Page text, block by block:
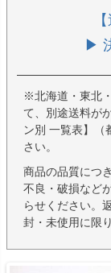
▶
※北海道・東北
て、別途送料が
ン別 一覧表】（
さい。
商品の品質につ
不良・破損など
らせください。
封・未使用に限